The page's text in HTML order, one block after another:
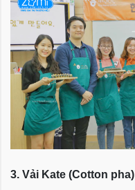
3. Vải Kate (Cotton pha)